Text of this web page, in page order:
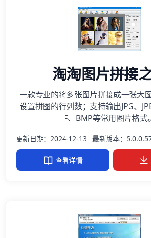
淘淘图片拼接
一款专业的将多张图片拼接成一张大
设置拼图的行列数；支持输出JPG、
F、BMP等常用图片格式。
更新日期：2024-12-13 最新版本：
查看详情